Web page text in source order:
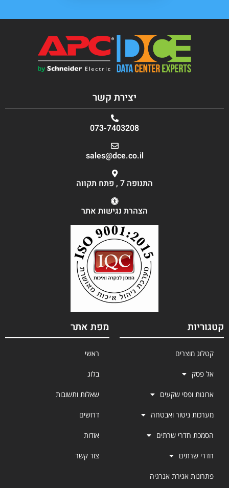
יצירת קשר
073-7403208
sales@dce.co.il
התנופה 7 , פתח תקווה
הצהרת נגישות אתר
קטגוריות
קטלוג מוצרים
אל פסק
ארונות ופסי שקעים
מערכות ניטור ואבטחה
הסמכת חדרי שרתים
חדרי שרתים
פתרונות אגירת אנרגיה
מפת אתר
ראשי
בלוג
שאלות ותשובות
דרושים
אודות
צור קשר